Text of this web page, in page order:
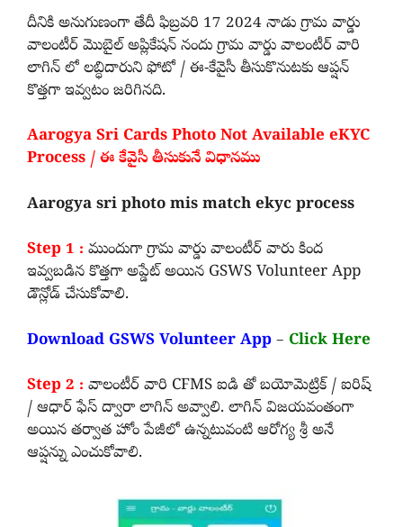
దీనికి అనుగుణంగా తేదీ ఫిబ్రవరి 17 2024 నాడు గ్రామ వార్డు
వాలంటీర్ మొబైల్ అప్లికేషన్ నందు గ్రామ వార్డు వాలంటీర్ వారి
లాగిన్ లో లబ్ధిదారుని ఫోటో / ఈ-కేవైసీ తీసుకొనుటకు ఆప్షన్
కొత్తగా ఇవ్వటం జరిగినది.
Aarogya Sri Cards Photo Not Available eKYC
Process / ఈ కేవైసీ తీసుకునే విధానము
Aarogya sri photo mis match ekyc process
Step 1 : ముందుగా గ్రామ వార్డు వాలంటీర్ వారు కింద
ఇవ్వబడిన కొత్తగా అప్డేట్ అయిన GSWS Volunteer App
డౌన్లోడ్ చేసుకోవాలి.
Download GSWS Volunteer App – Click Here
Step 2 : వాలంటీర్ వారి CFMS ఐడి తో బయోమెట్రిక్ / ఐరిష్
/ ఆధార్ ఫేస్ ద్వారా లాగిన్ అవ్వాలి. లాగిన్ విజయవంతంగా
అయిన తర్వాత హోం పేజీలో ఉన్నటువంటి ఆరోగ్య శ్రీ అనే
ఆప్షన్ను ఎంచుకోవాలి.